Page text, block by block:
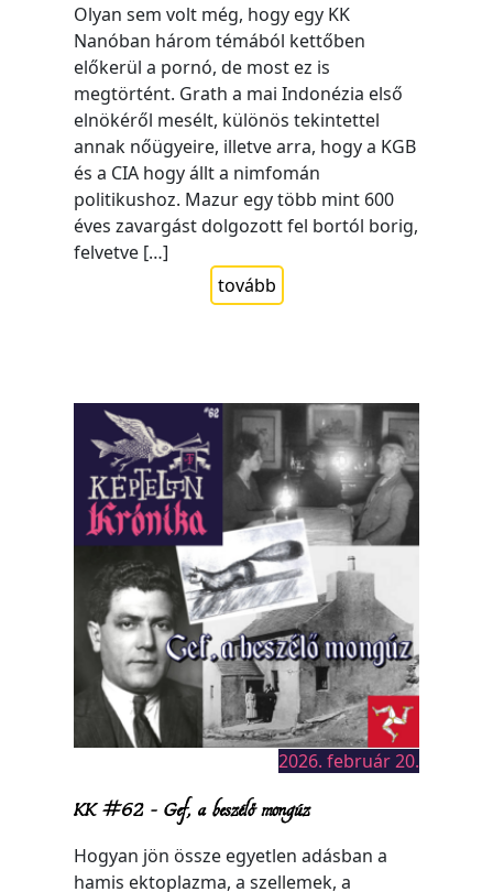
Olyan sem volt még, hogy egy KK
Nanóban három témából kettőben
előkerül a pornó, de most ez is
megtörtént. Grath a mai Indonézia első
elnökéről mesélt, különös tekintettel
annak nőügyeire, illetve arra, hogy a KGB
és a CIA hogy állt a nimfomán
politikushoz. Mazur egy több mint 600
éves zavargást dolgozott fel bortól borig,
felvetve […]
tovább
2026. február 20.
KK #62 – Gef, a beszélő mongúz
Hogyan jön össze egyetlen adásban a
hamis ektoplazma, a szellemek, a